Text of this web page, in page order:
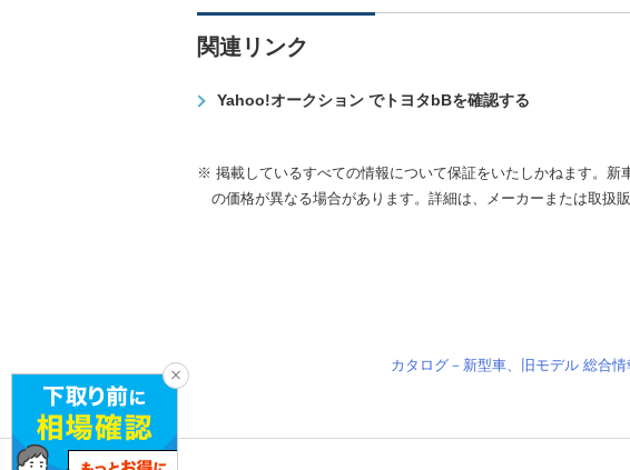
関連リンク
Yahoo!オークション でトヨタbBを確認する
※ 掲載しているすべての情報について保証をいたしかねます。新
の価格が異なる場合があります。詳細は、メーカーまたは取扱
カタログ－新型車、旧モデル 総合